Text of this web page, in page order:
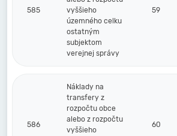
585
vyššieho
územného celku
ostatným
subjektom
verejnej správy
59
586
Náklady na
transfery z
rozpočtu obce
alebo z rozpočtu
vyššieho
60